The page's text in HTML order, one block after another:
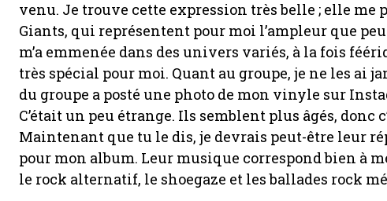
venu. Je trouve cette expression très belle ; elle me
Giants, qui représentent pour moi l’ampleur que
m’a emmenée dans des univers variés, à la fois
très spécial pour moi. Quant au groupe, je ne les ai
du groupe a posté une photo de mon vinyle sur
C’était un peu étrange. Ils semblent plus âgés, donc
Maintenant que tu le dis, je devrais peut-être leur
pour mon album. Leur musique correspond bien à
le rock alternatif, le shoegaze et les ballades rock